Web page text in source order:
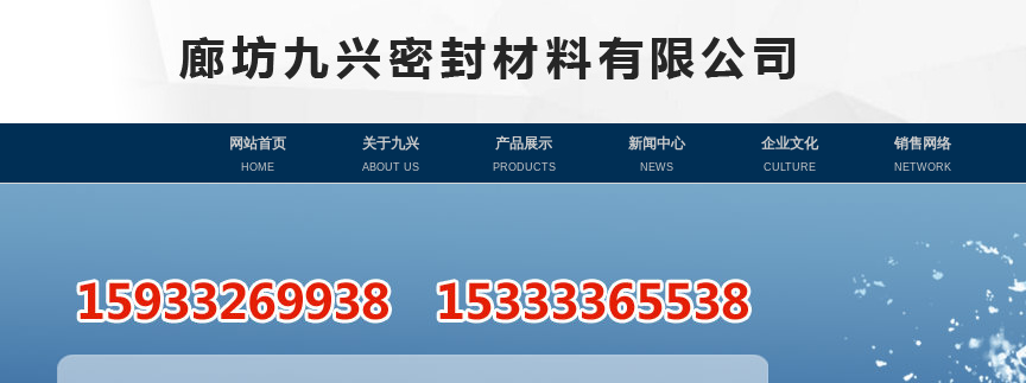
网站首页
HOME
关于九兴
ABOUT US
产品展示
PRODUCTS
新闻中心
NEWS
企业文化
CULTURE
销售网络
NETWORK